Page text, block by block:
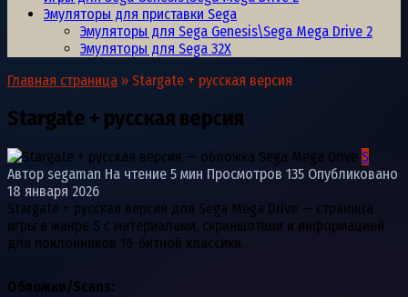
Эмуляторы для приставки Sega
Эмуляторы для Sega Genesis\Sega Mega Drive 2
Эмуляторы для Sega 32X
Главная страница » Stargate + русская версия
Stargate + русская версия
S
Автор segaman На чтение 5 мин Просмотров 135 Опубликовано
18 января 2026
Stargate + русская версия для Sega Mega Drive — страница
игры в жанре S с материалами, скриншотами и информацией
для поклонников 16-битной классики.
Обложки/Scans: